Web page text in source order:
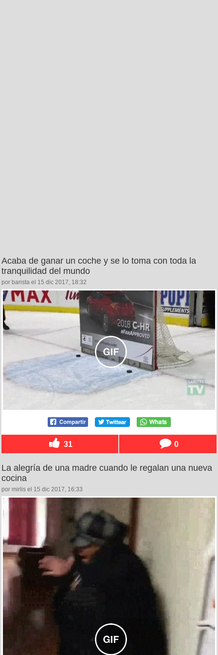
Acaba de ganar un coche y se lo toma con toda la
tranquilidad del mundo
por barista el 15 dic 2017, 18:32
31 0
La alegría de una madre cuando le regalan una nueva
cocina
por mirlis el 15 dic 2017, 16:33